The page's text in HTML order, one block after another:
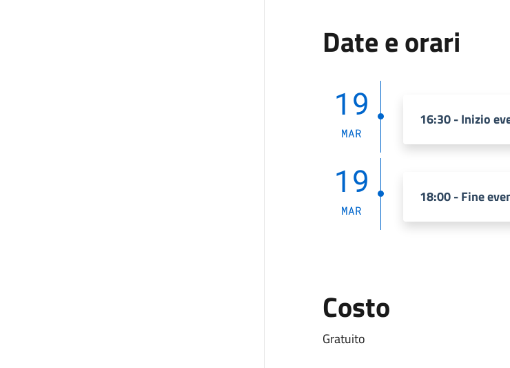
Date e orari
19
MAR
16:30 - Inizio
19
MAR
18:00 - Fine
Costo
Gratuito